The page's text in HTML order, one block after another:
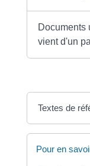
Documents
vient d'un
Textes de
Pour en